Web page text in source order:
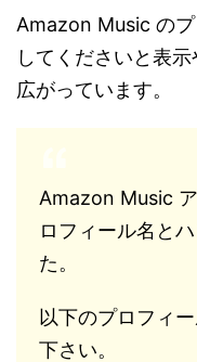
Amazon Music の
してくださいと表
広がっています。
Amazon Music
ロフィール名と
た。
以下のプロフィ
下さい。